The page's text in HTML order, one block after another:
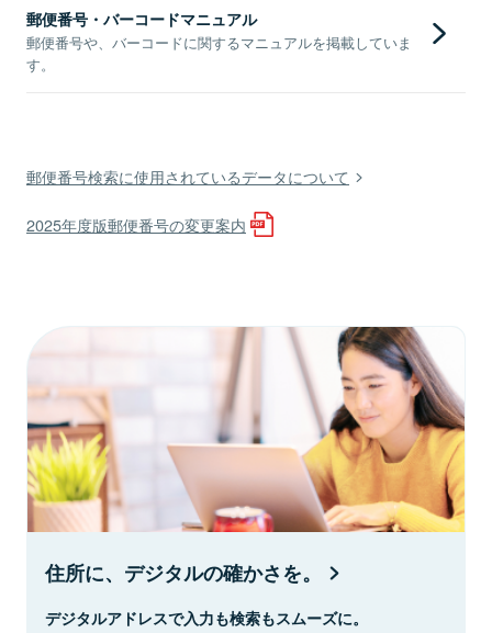
郵便番号・バーコードマニュアル
郵便番号や、バーコードに関するマニュアルを掲載していま
す。
郵便番号検索に使用されているデータについて
2025年度版郵便番号の変更案内
住所に、デジタルの確かさを。
デジタルアドレスで入力も検索もスムーズに。